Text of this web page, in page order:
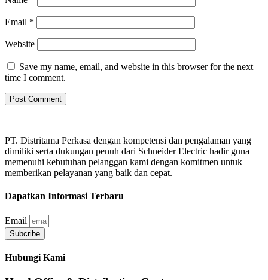
Email *
Website
Save my name, email, and website in this browser for the next
time I comment.
PT. Distritama Perkasa dengan kompetensi dan pengalaman yang
dimiliki serta dukungan penuh dari Schneider Electric hadir guna
memenuhi kebutuhan pelanggan kami dengan komitmen untuk
memberikan pelayanan yang baik dan cepat.
Dapatkan Informasi Terbaru
Email
Subcribe
Hubungi Kami